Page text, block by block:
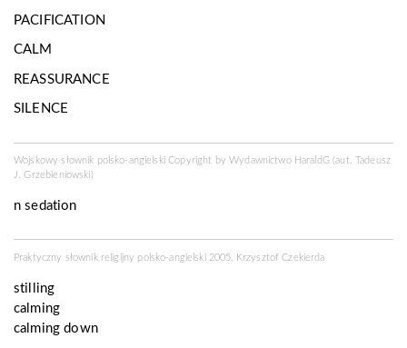
PACIFICATION
CALM
REASSURANCE
SILENCE
Wojskowy słownik polsko-angielski Copyright byWydawnictwo HaraldG(aut. Tadeusz
J. Grzebieniowski)
n sedation
Praktyczny słownik religijny polsko-angielski 2005, Krzysztof Czekierda
stilling
calming
calming down